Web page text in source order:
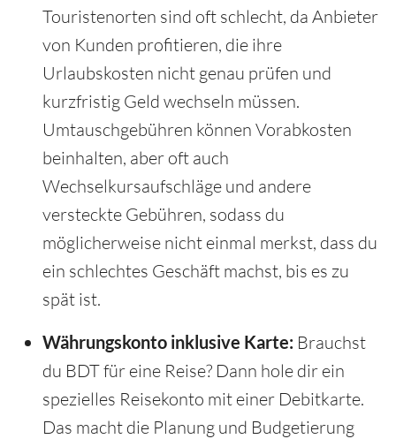
Touristenorten sind oft schlecht, da Anbieter
von Kunden profitieren, die ihre
Urlaubskosten nicht genau prüfen und
kurzfristig Geld wechseln müssen.
Umtauschgebühren können Vorabkosten
beinhalten, aber oft auch
Wechselkursaufschläge und andere
versteckte Gebühren, sodass du
möglicherweise nicht einmal merkst, dass du
ein schlechtes Geschäft machst, bis es zu
spät ist.
Währungskonto inklusive Karte: Brauchst
du BDT für eine Reise? Dann hole dir ein
spezielles Reisekonto mit einer Debitkarte.
Das macht die Planung und Budgetierung